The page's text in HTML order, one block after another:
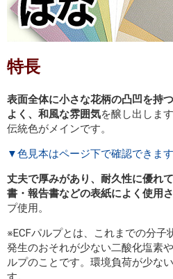
特長
表面全体に小さな花柄の凸凹を持
よく、和風な雰囲気を醸し出しま
伝統色がメインです。
▼色見本はページ下で確認できます
丈夫で厚みがあり、耐久性に優れ
書・報告書などの表紙によく使用
プ使用。
※ECFパルプとは、これまでの分
発生のおそれが少ない二酸化塩素
ルプのことです。環境負荷が少な